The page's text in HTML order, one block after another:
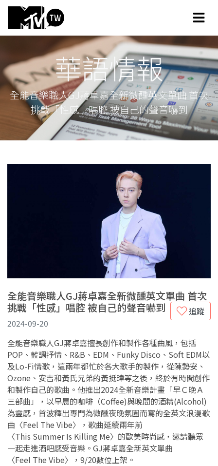
華語情報
全能音樂職人GJ蔣卓嘉全新微醺英文單曲 首次
挑戰「性感」唱腔 被自己的聲音嚇到
全能音樂職人GJ蔣卓嘉全新微醺英文單曲 首次
挑戰「性感」唱腔 被自己的聲音嚇到
追蹤
2024-09-20
全能音樂職人GJ蔣卓嘉擅長創作和製作各種曲風，包括
POP、藍調抒情、R&B、EDM、Funky Disco、Soft EDM以
及Lo-Fi情歌，這兩年都忙於各大歌手的製作，從陳勢安、
Ozone、安吉和黃氏兄弟的黃挺瑋等之後，終於有時間創作
和製作自己的歌曲。他推出2024全新音樂計畫「早Ｃ晚Ａ
三部曲」，以早晨的咖啡（Coffee)與晚間的酒精(Alcohol)
為靈感，首波釋出專門為微醺夜晚氛圍而寫的全英文浪漫歌
曲〈Feel The Vibe〉，歌曲延續兩年前
〈This Summer Is Killing Me〉的歐美時尚感，邀請聽眾
一起走進酒吧感受音樂。GJ蔣卓嘉全新英文單曲
〈Feel The Vibe〉，9/20數位上架。